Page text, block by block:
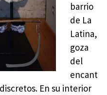
barrio
de La
Latina,
goza
del
encant
En su interior